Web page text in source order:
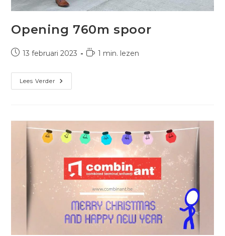
Opening 760m spoor
Bericht
op:
13 februari 2023 Leestijd:
1 min. lezen
Lees Verder Opening
760m